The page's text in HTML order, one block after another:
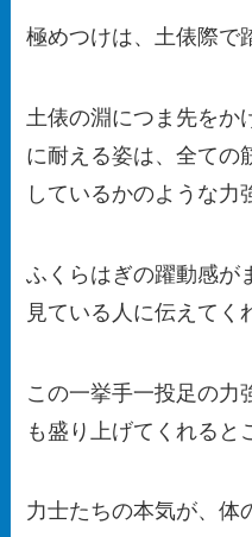
極めつけは、土俵際で
土俵の淵につま先をか
に耐える姿は、全ての
しているかのような力
ふくらはぎの躍動感が
見ている人に伝えてく
この一挙手一投足の力
も盛り上げてくれると
力士たちの本気が、体